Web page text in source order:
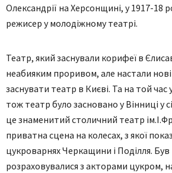
Олександрії на Херсонщині, у 1917-18
режисер у молодіжному театрі.
Театр, який заснували корифеї в
неабияким проривом, але настали нові
заснувати театр в Києві. Та на той час
тож театр було засновано у Вінниці у
це знаменитий столичний театр
приватна сцена на колесах, з якої
цукроварнях Черкащини і Поділля. Був
розраховувалися з акторами цукром,